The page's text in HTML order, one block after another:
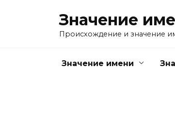
Значение
Происхождение и значение
Значение имени